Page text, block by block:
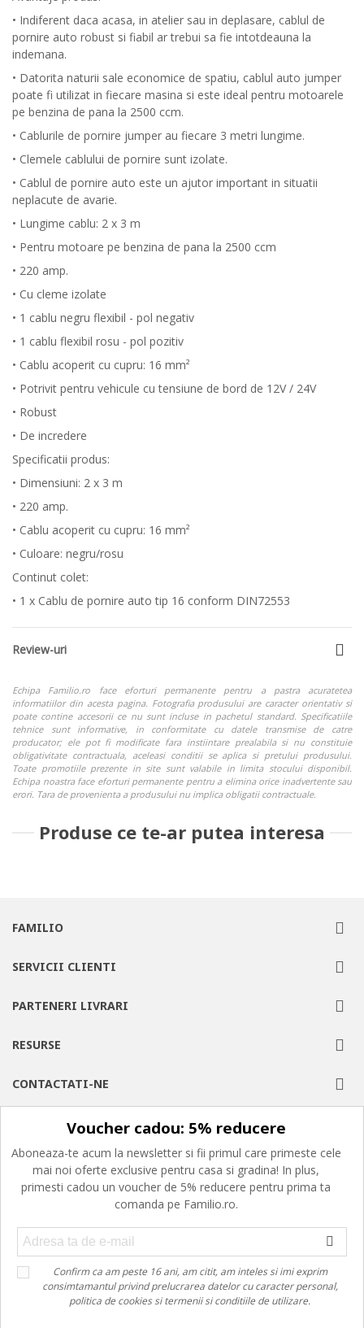
• Indiferent daca acasa, in atelier sau in deplasare, cablul de
pornire auto robust si fiabil ar trebui sa fie intotdeauna la
indemana.
• Datorita naturii sale economice de spatiu, cablul auto jumper
poate fi utilizat in fiecare masina si este ideal pentru motoarele
pe benzina de pana la 2500 ccm.
• Cablurile de pornire jumper au fiecare 3 metri lungime.
• Clemele cablului de pornire sunt izolate.
• Cablul de pornire auto este un ajutor important in situatii
neplacute de avarie.
• Lungime cablu: 2 x 3 m
• Pentru motoare pe benzina de pana la 2500 ccm
• 220 amp.
• Cu cleme izolate
• 1 cablu negru flexibil - pol negativ
• 1 cablu flexibil rosu - pol pozitiv
• Cablu acoperit cu cupru: 16 mm²
• Potrivit pentru vehicule cu tensiune de bord de 12V / 24V
• Robust
• De incredere
Specificatii produs:
• Dimensiuni: 2 x 3 m
• 220 amp.
• Cablu acoperit cu cupru: 16 mm²
• Culoare: negru/rosu
Continut colet:
• 1 x Cablu de pornire auto tip 16 conform DIN72553
Review-uri
Echipa Familio.ro face eforturi permanente pentru a pastra acuratetea
informatiilor din acesta pagina. Fotografia produsului are caracter orientativ si
poate contine accesorii ce nu sunt incluse in pachetul standard. Specificatiile
tehnice sunt informative, in conformitate cu datele transmise de catre
producator; ele pot fi modificate fara instiintare prealabila si nu constituie
obligativitate contractuala, aceleasi conditii se aplica si pretului produsului.
Toate promotiile prezente in site sunt valabile in limita stocului disponibil.
Echipa noastra face eforturi permanente pentru a elimina orice inadvertente sau
erori. Tara de provenienta a produsului nu implica obligatii contractuale.
Produse ce te-ar putea interesa
FAMILIO
SERVICII CLIENTI
PARTENERI LIVRARI
RESURSE
CONTACTATI-NE
Voucher cadou: 5% reducere
Aboneaza-te acum la newsletter si fii primul care primeste cele
mai noi oferte exclusive pentru casa si gradina! In plus,
primesti cadou un voucher de 5% reducere pentru prima ta
comanda pe Familio.ro.
Confirm ca am peste 16 ani, am citit, am inteles si imi exprim
consimtamantul privind prelucrarea datelor cu caracter personal,
politica de cookies si termenii si conditiile de utilizare.